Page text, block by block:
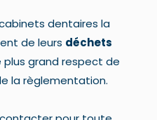
dentaires la
de leurs déchets
plus grand respect de
la règlementation.